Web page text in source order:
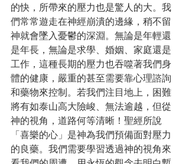
的快，所帶來的壓力也是驚人的大。我
們常常遊走在神經崩潰的邊緣，稍不留
神就會墜入憂鬱的深淵。無論是年輕還
是年長，無論是求學、婚姻、家庭還是
工作，這種長期的壓力也吞噬著我們身
體的健康，嚴重的甚至需要靠心理諮詢
和藥物來控制。若我們注目地上，困難
將有如泰山高大險峻、無法逾越，但從
神的視角，道路何等清晰！聖經所說
「喜樂的心」是神為我們預備面對壓力
的良藥。我們需要學習透過神的視角來